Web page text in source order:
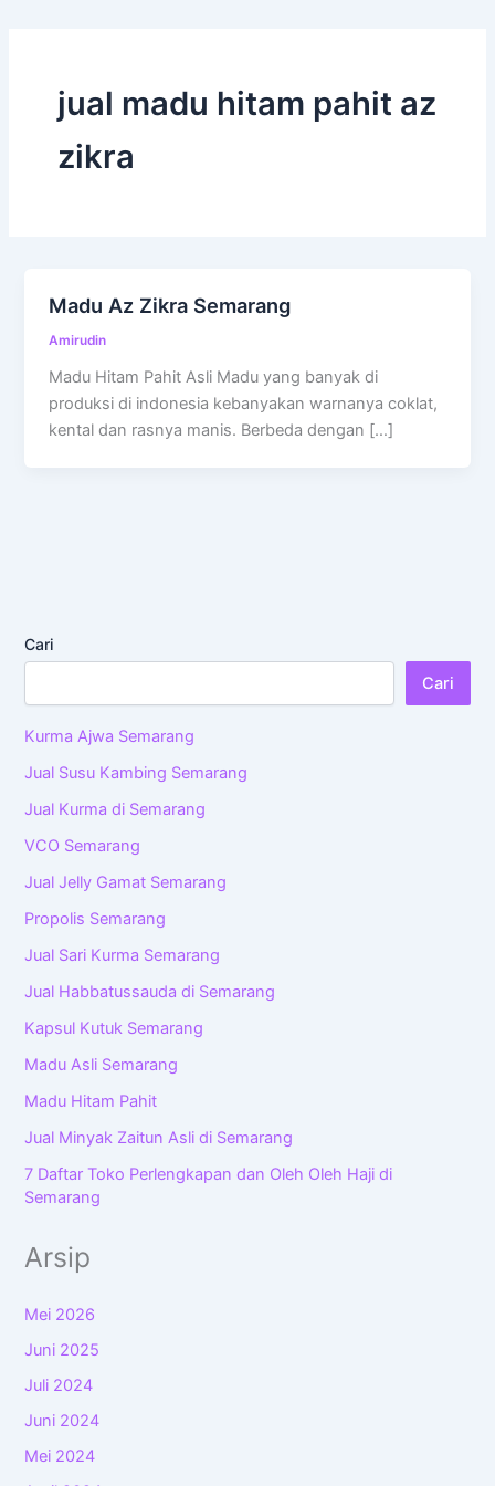
jual madu hitam pahit az
zikra
Madu Az Zikra Semarang
Amirudin
Madu Hitam Pahit Asli Madu yang banyak di
produksi di indonesia kebanyakan warnanya coklat,
kental dan rasnya manis. Berbeda dengan […]
Cari
Cari
Kurma Ajwa Semarang
Jual Susu Kambing Semarang
Jual Kurma di Semarang
VCO Semarang
Jual Jelly Gamat Semarang
Propolis Semarang
Jual Sari Kurma Semarang
Jual Habbatussauda di Semarang
Kapsul Kutuk Semarang
Madu Asli Semarang
Madu Hitam Pahit
Jual Minyak Zaitun Asli di Semarang
7 Daftar Toko Perlengkapan dan Oleh Oleh Haji di
Semarang
Arsip
Mei 2026
Juni 2025
Juli 2024
Juni 2024
Mei 2024